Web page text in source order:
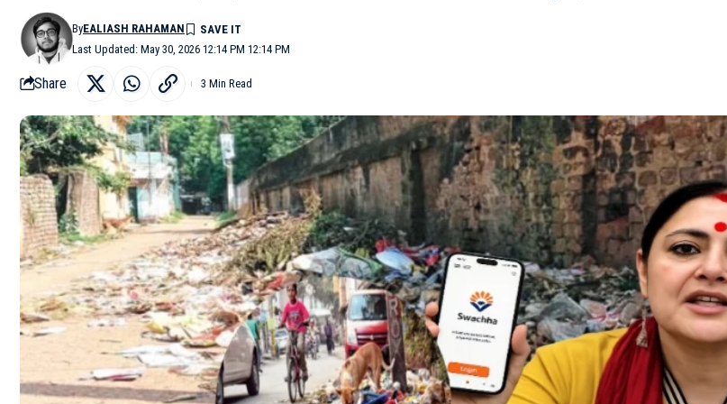
Last Updated: May 30, 2026 12:14 PM 12:14 PM
ByEALIASH RAHAMAN
Share 3 Min Read